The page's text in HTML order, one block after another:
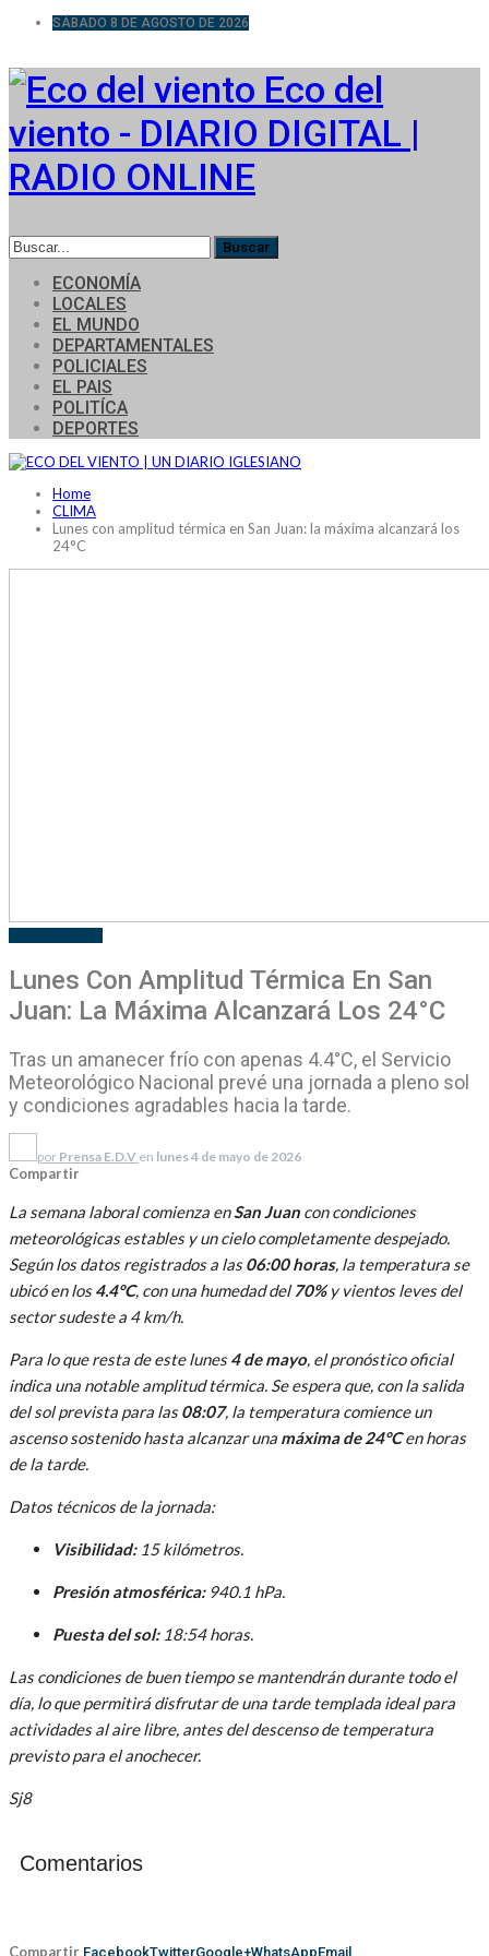
SÁBADO 8 DE AGOSTO DE 2026
Eco del
viento - DIARIO DIGITAL |
RADIO ONLINE
ECONOMÍA
LOCALES
EL MUNDO
DEPARTAMENTALES
POLICIALES
EL PAIS
POLITÍCA
DEPORTES
Home
CLIMA
Lunes con amplitud térmica en San Juan: la máxima alcanzará los
24°C
Lunes Con Amplitud Térmica En San
Juan: La Máxima Alcanzará Los 24°C
Tras un amanecer frío con apenas 4.4°C, el Servicio
Meteorológico Nacional prevé una jornada a pleno sol
y condiciones agradables hacia la tarde.
por Prensa E.D.V en lunes 4 de mayo de 2026
Compartir
La semana laboral comienza enSan Juan con condiciones
meteorológicas estables y un cielo completamente despejado.
Según los datos registrados a las06:00 horas, la temperatura se
ubicó en los4.4°C, con una humedad del70%y vientos leves del
sector sudeste a 4 km/h.
Para lo que resta de este lunes4 de mayo, el pronóstico oficial
indica una notable amplitud térmica. Se espera que, con la salida
del sol prevista para las08:07, la temperatura comience un
ascenso sostenido hasta alcanzar una máxima de 24°Cen horas
de la tarde.
Datos técnicos de la jornada:
Visibilidad:15 kilómetros.
Presión atmosférica:940.1 hPa.
Puesta del sol:18:54 horas.
Las condiciones de buen tiempo se mantendrán durante todo el
día, lo que permitirá disfrutar de una tarde templada ideal para
actividades al aire libre, antes del descenso de temperatura
previsto para el anochecer.
Sj8
Comentarios
Compartir FacebookTwitterGoogle+WhatsAppEmail